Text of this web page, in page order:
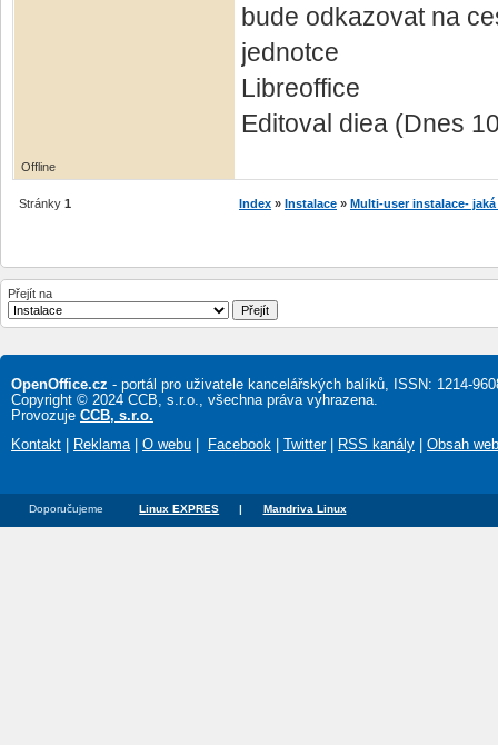
bude odkazovat na
jednotce
Libreoffice
Editoval diea (Dnes
Offline
Stránky 1 Index » Instalace » Multi-user instalace- jaká
Přejít na
OpenOffice.cz - portál pro uživatele kancelářských balíků, ISSN: 1214-
Copyright © 2024 CCB, s.r.o., všechna práva vyhrazena.
Provozuje CCB, s.r.o.
Kontakt
Reklama| O webu Facebook Twitter| RSS kanály Obsah
Doporučujeme Linux EXPRES | Mandriva Linux